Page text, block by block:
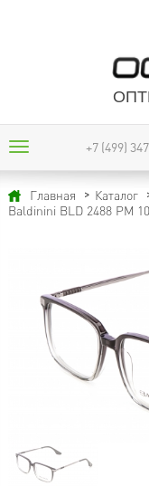
+7 (499)
Главная Каталог
Baldinini BLD 2488 PM